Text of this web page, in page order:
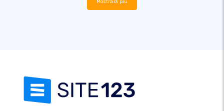
Mostra di più